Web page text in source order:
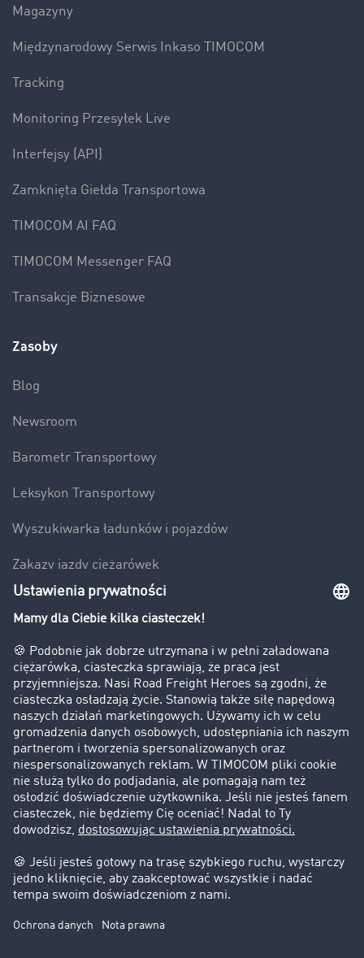
Magazyny
Międzynarodowy Serwis Inkaso TIMOCOM
Tracking
Monitoring Przesyłek Live
Interfejsy (API)
Zamknięta Giełda Transportowa
TIMOCOM AI FAQ
TIMOCOM Messenger FAQ
Transakcje Biznesowe
Zasoby
Blog
Newsroom
Barometr Transportowy
Leksykon Transportowy
Wyszukiwarka ładunków i pojazdów
Zakazy jazdy ciężarówek
Bezpieczeństwo
Firma
Historie sukcesu
Klienci pozyskują nowych klientów
Informacje prawne
Impressum
OWU
Ochrona danych
Ustawienia plików cookies